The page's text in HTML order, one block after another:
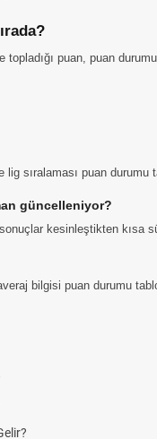
topladığı puan, puan
lig sıralaması puan
güncelleniyor?
kesinleştikten kısa
bilgisi puan durumu